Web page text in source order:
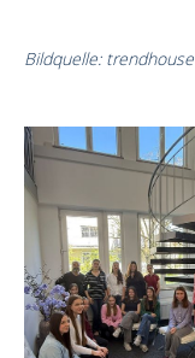
Bildquelle: trendhouse